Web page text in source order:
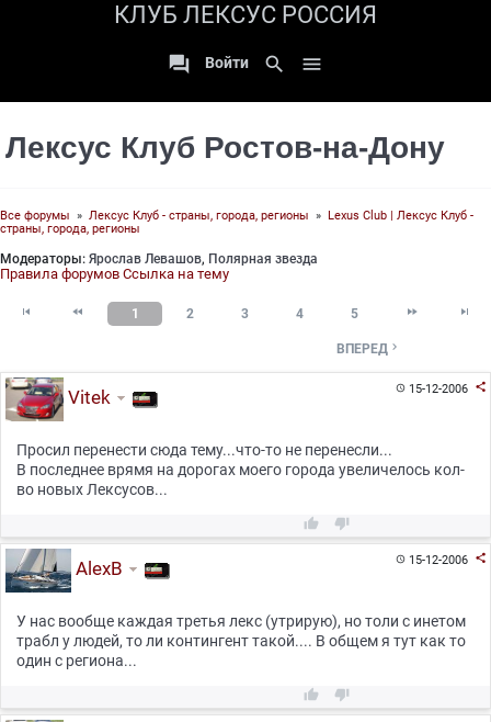
КЛУБ ЛЕКСУС РОССИЯ
 Войти search 
Лексус Клуб Ростов-на-Дону
Все форумы » Лексус Клуб - страны, города, регионы » Lexus Club | Лексус Клуб -
страны, города, регионы
Модераторы: Ярослав Левашов, Полярная звезда
Правила форумов Ссылка на тему
  1 2 3 4 5  
ВПЕРЕД 
15-12-2006 
Vitek
Просил перенести сюда тему...что-то не перенесли...
В последнее врямя на дорогах моего города увеличелось кол-
во новых Лексусов...
 
15-12-2006 
AlexB
У нас вообще каждая третья лекс (утрирую), но толи с инетом
трабл у людей, то ли контингент такой.... В общем я тут как то
один с региона...
 